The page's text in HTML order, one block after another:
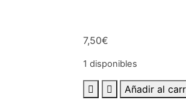
7,50€
1 disponibles
Kikkoman
Poke
Añadir al